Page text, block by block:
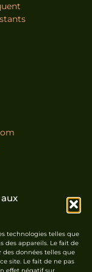
technologies telles que
des appareils. Le fait de
données telles que
site. Le fait de ne pas